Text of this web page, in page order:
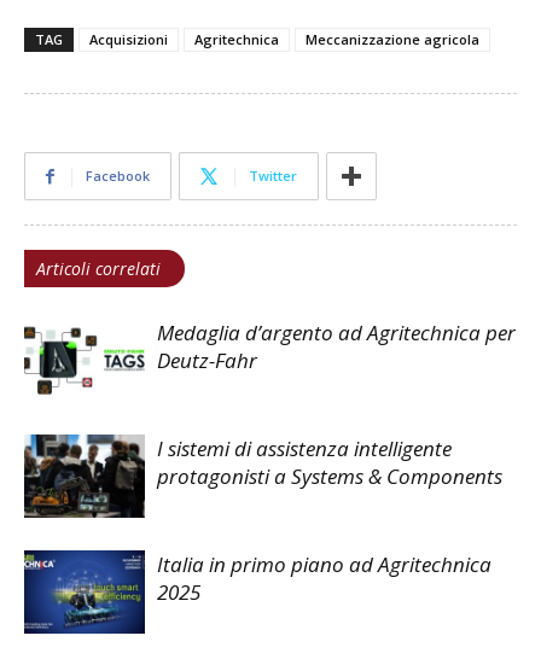
TAG Acquisizioni Agritechnica Meccanizzazione agricola
Facebook Twitter
Articoli correlati
Medaglia d’argento ad Agritechnica per
Deutz-Fahr
I sistemi di assistenza intelligente
protagonisti a Systems & Components
Italia in primo piano ad Agritechnica
2025